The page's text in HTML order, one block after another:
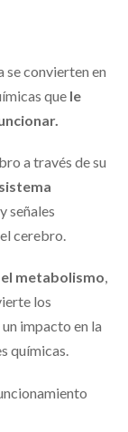
se convierten en
que le
a través de su
señales
cerebro.
metabolismo,
los
impacto en la
químicas.